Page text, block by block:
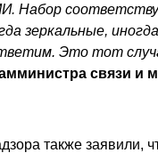
Набор
зеркальные,
Это тот
связи и
также заявили,